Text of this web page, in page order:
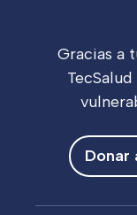
Gracias a
Donar